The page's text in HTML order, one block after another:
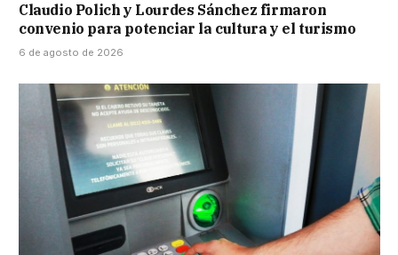
Claudio Polich y Lourdes Sánchez firmaron
convenio para potenciar la cultura y el turismo
6 de agosto de 2026